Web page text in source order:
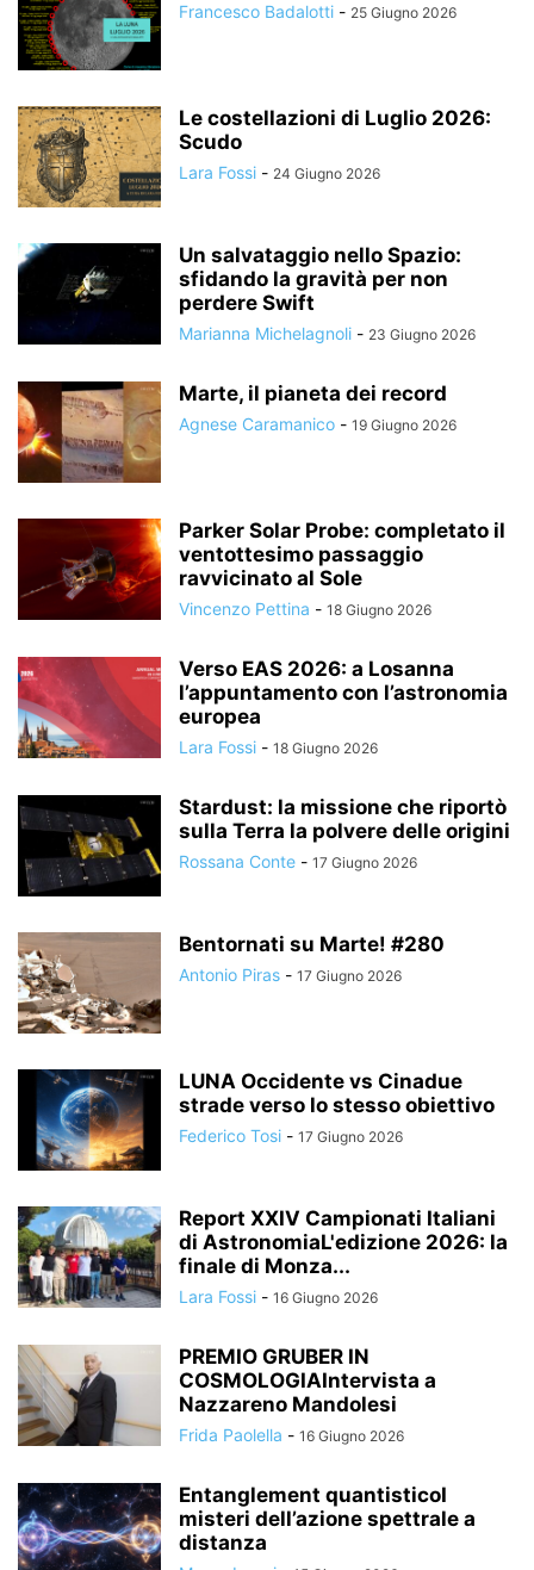
Francesco Badalotti - 25 Giugno 2026
Le costellazioni di Luglio 2026:
Scudo
Lara Fossi - 24 Giugno 2026
Un salvataggio nello Spazio:
sfidando la gravità per non
perdere Swift
Marianna Michelagnoli - 23 Giugno 2026
Marte, il pianeta dei record
Agnese Caramanico - 19 Giugno 2026
Parker Solar Probe: completato il
ventottesimo passaggio
ravvicinato al Sole
Vincenzo Pettina - 18 Giugno 2026
Verso EAS 2026: a Losanna
l’appuntamento con l’astronomia
europea
Lara Fossi - 18 Giugno 2026
Stardust: la missione che riportò
sulla Terra la polvere delle origini
Rossana Conte - 17 Giugno 2026
Bentornati su Marte! #280
Antonio Piras - 17 Giugno 2026
LUNA Occidente vs Cinadue
strade verso lo stesso obiettivo
Federico Tosi - 17 Giugno 2026
Report XXIV Campionati Italiani
di AstronomiaL'edizione 2026: la
finale di Monza...
Lara Fossi - 16 Giugno 2026
PREMIO GRUBER IN
COSMOLOGIAIntervista a
Nazzareno Mandolesi
Frida Paolella - 16 Giugno 2026
Entanglement quantisticoI
misteri dell’azione spettrale a
distanza